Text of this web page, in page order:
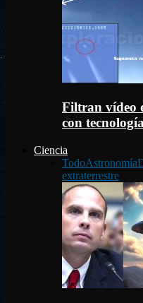
Filtran vídeo
con
Ciencia
TodoAstronomía
extraterrestre